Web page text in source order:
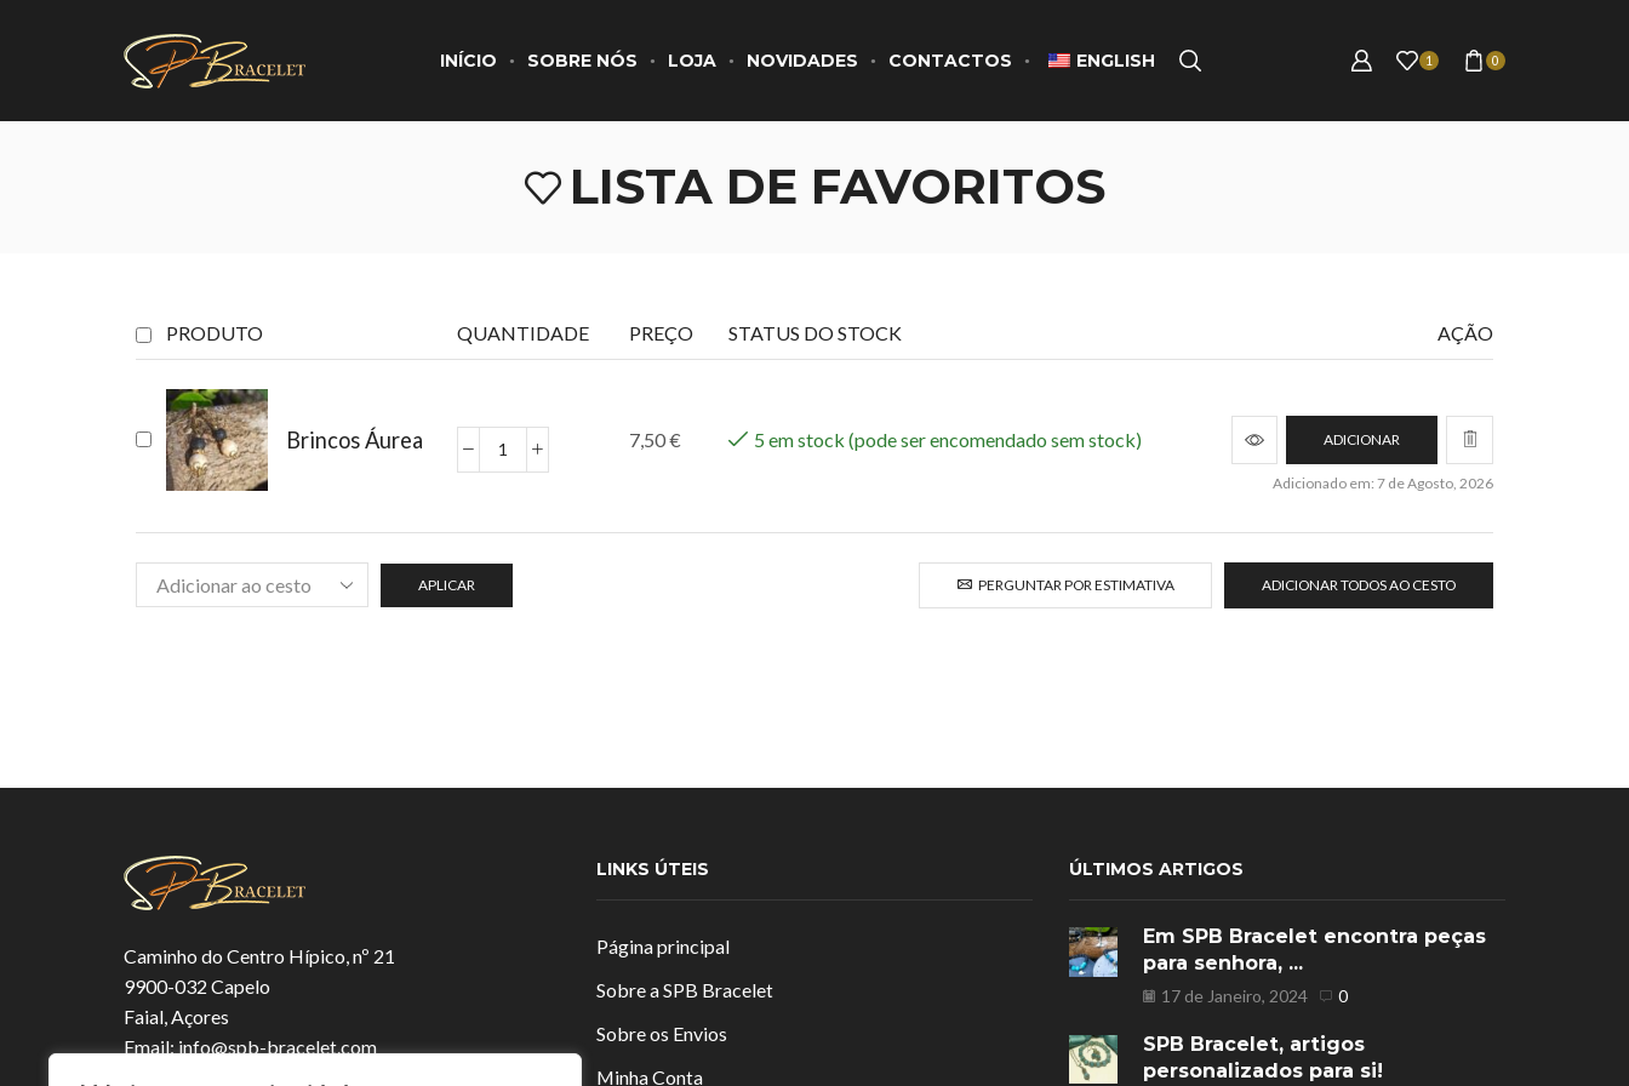
INÍCIO SOBRE NÓS LOJA NOVIDADES CONTACTOS ENGLISH 1 0
LISTA DE FAVORITOS
PRODUTO QUANTIDADE PREÇO STATUS DO STOCK AÇÃO
Brincos Áurea 7,50€ 5 em stock (pode ser encomendado sem stock) ADICIONAR
Adicionado em: 7 de Agosto, 2026
APLICAR PERGUNTAR POR ESTIMATIVA ADICIONAR TODOS AO CESTO
Caminho do Centro Hípico, nº 21
9900-032 Capelo
Faial, Açores
Email: info@spb-bracelet.com
LINKS ÚTEIS
Página principal
Sobre a SPB Bracelet
Sobre os Envios
Minha Conta
ÚLTIMOS ARTIGOS
Em SPB Bracelet encontra peças
para senhora, ...
17 de Janeiro, 2024 0
SPB Bracelet, artigos
personalizados para si!